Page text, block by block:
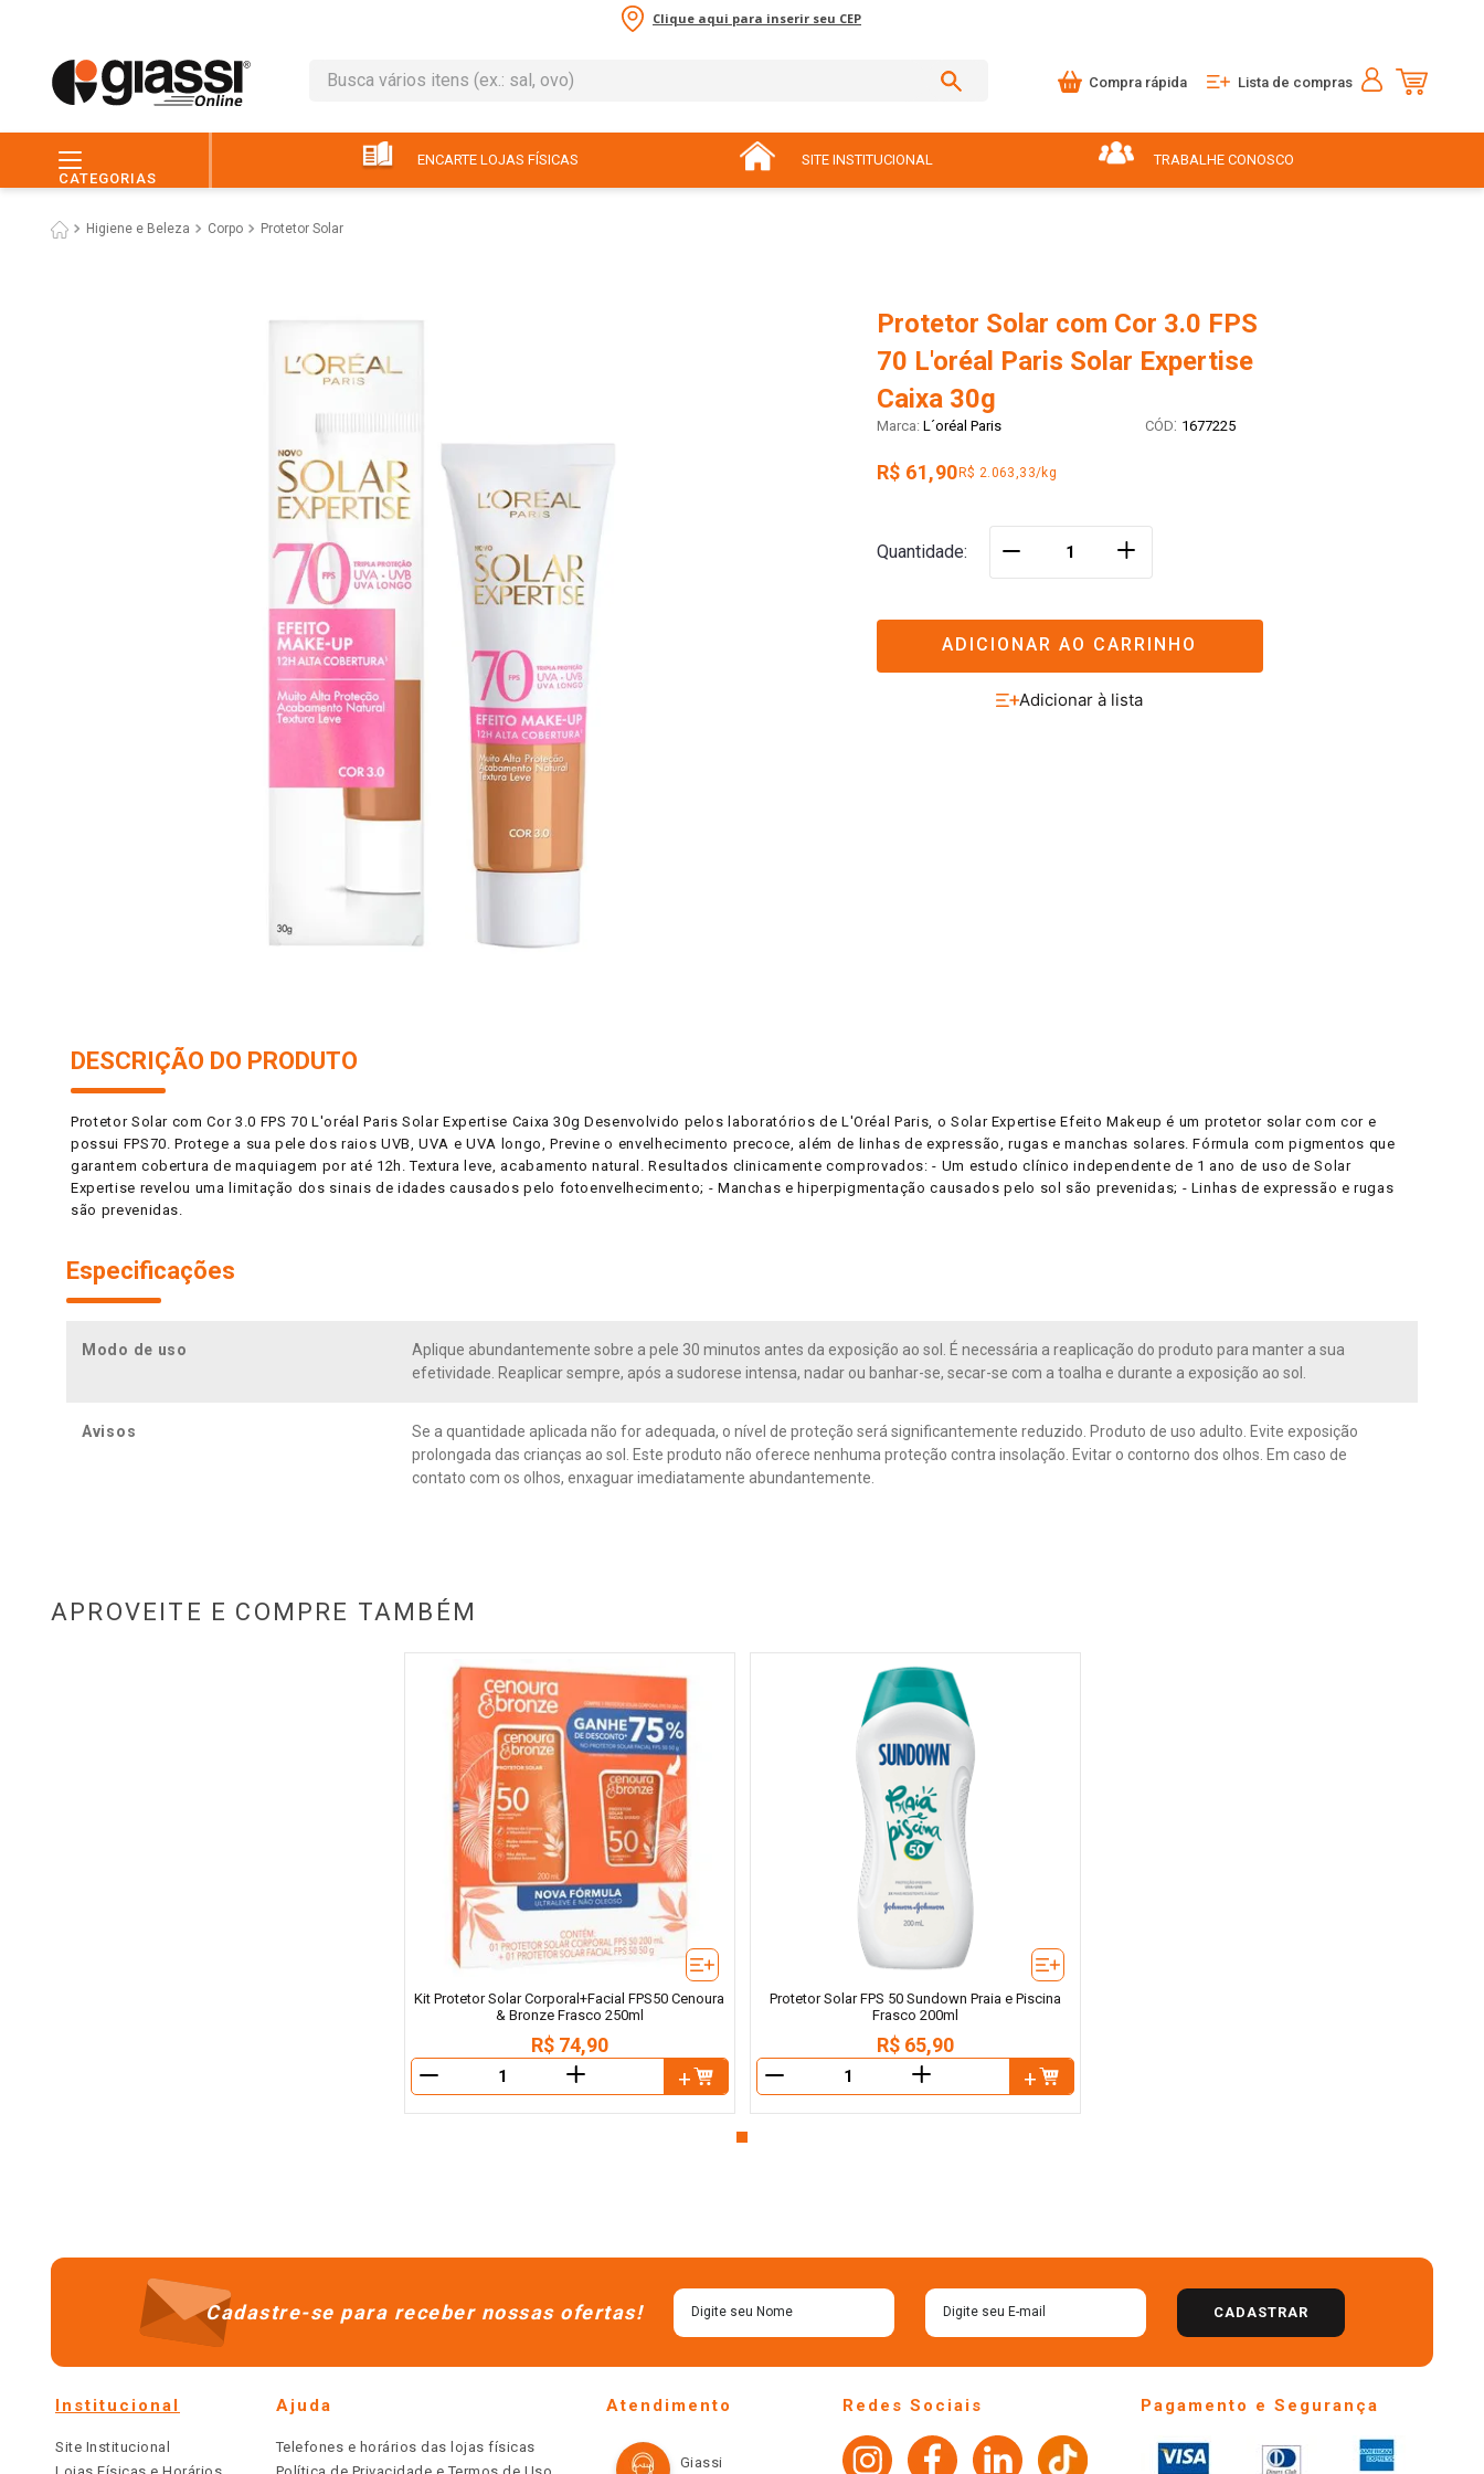
Clique aqui para inserir seu CEP
Busca vários itens (ex.: sal, ovo)
Compra rápida Lista de compras
CATEGORIAS
ENCARTE LOJAS FÍSICAS SITE INSTITUCIONAL TRABALHE CONOSCO
Higiene e Beleza Corpo Protetor Solar
Protetor Solar com Cor 3.0 FPS
70 L'oréal Paris Solar Expertise
Caixa 30g
L´oréal Paris : 1677225
R$ 61,90R$ 2.063,33/kg
Quantidade ＋
ADICIONAR AO CARRINHO
DESCRIÇÃO DO PRODUTO
Protetor Solar com Cor 3.0 FPS 70 L'oréal Paris Solar Expertise Caixa 30g Desenvolvido pelos laboratórios de L'Oréal Paris, o Solar Expertise Efeito Makeup é um protetor solar com cor e
possui FPS70. Protege a sua pele dos raios UVB, UVA e UVA longo, Previne o envelhecimento precoce, além de linhas de expressão, rugas e manchas solares. Fórmula com pigmentos que
garantem cobertura de maquiagem por até 12h. Textura leve, acabamento natural. Resultados clinicamente comprovados: - Um estudo clínico independente de 1 ano de uso de Solar
Expertise revelou uma limitação dos sinais de idades causados pelo fotoenvelhecimento; - Manchas e hiperpigmentação causados pelo sol são prevenidas; - Linhas de expressão e rugas
são prevenidas.
Especificações
Modo de uso
Aplique abundantemente sobre a pele 30 minutos antes da exposição ao sol. É necessária a reaplicação do produto para manter a sua
efetividade. Reaplicar sempre, após a sudorese intensa, nadar ou banhar-se, secar-se com a toalha e durante a exposição ao sol.
Avisos
Se a quantidade aplicada não for adequada, o nível de proteção será significantemente reduzido. Produto de uso adulto. Evite exposição
prolongada das crianças ao sol. Este produto não oferece nenhuma proteção contra insolação. Evitar o contorno dos olhos. Em caso de
contato com os olhos, enxaguar imediatamente abundantemente.
APROVEITE E COMPRE TAMBÉM
Kit Protetor Solar Corporal+Facial FPS50 Cenoura
& Bronze Frasco 250ml
R$ 74,90
＋
Protetor Solar FPS 50 Sundown Praia e Piscina
Frasco 200ml
R$ 65,90
＋
Cadastre-se para receber nossas ofertas! CADASTRAR
Institucional
Site Institucional
Ajuda
Telefones e horários das lojas físicas
Atendimento
Giassi
Redes Sociais Pagamento e Segurança
leite
3
6º chocolate
7
9º macarrão
10º arroz